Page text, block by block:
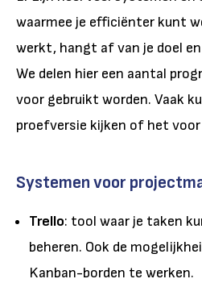
waarmee je efficiënter kunt
werkt, hangt af van je doel
We delen hier een aantal
voor gebruikt worden. Vaak
proefversie kijken of het
Systemen voor
Trello: tool waar je taken
beheren. Ook de
Kanban-borden te werken.